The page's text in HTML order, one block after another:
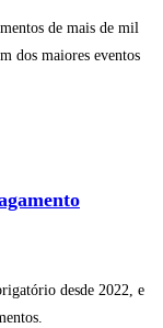
de mais de mil
dos maiores eventos
desde 2022, e